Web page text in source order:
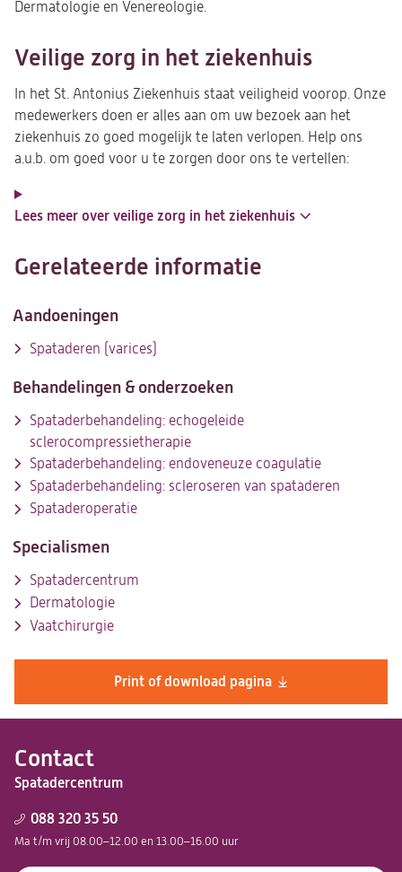
Contact
Spatadercentrum
088 320 35 50
Ma t/m vrij 08.00–12.00 en 13.00–16.00 uur
Print of download pagina
Dermatologie en Venereologie.
Veilige zorg in het ziekenhuis
In het St. Antonius Ziekenhuis staat veiligheid voorop. Onze
medewerkers doen er alles aan om uw bezoek aan het
ziekenhuis zo goed mogelijk te laten verlopen. Help ons
a.u.b. om goed voor u te zorgen door ons te vertellen:
Lees meer over veilige zorg in het ziekenhuis
Gerelateerde informatie
Aandoeningen
Spataderen (varices)
Behandelingen & onderzoeken
Spataderbehandeling: echogeleide
sclerocompressietherapie
Spataderbehandeling: endoveneuze coagulatie
Spataderbehandeling: scleroseren van spataderen
Spataderoperatie
Specialismen
Spatadercentrum
Dermatologie
Vaatchirurgie